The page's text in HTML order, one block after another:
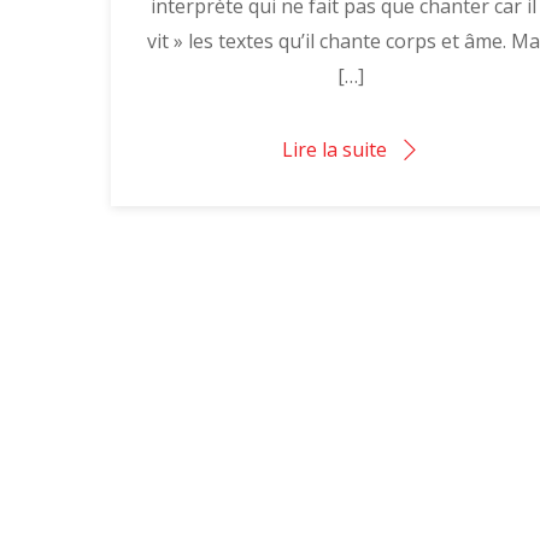
interprète qui ne fait pas que chanter car il
vit » les textes qu’il chante corps et âme.
[…]
Lire la suite